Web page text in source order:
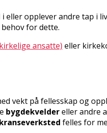
eller opplever andre tap
for dette.
ansatte) eller
vekt på fellesskap og
bygdekveldereller andre
felles for